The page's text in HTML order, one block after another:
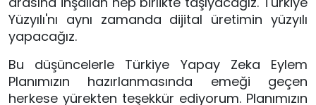
Yüzyılı'nı aynı zamanda dijital üretimin yüzyılı
yapacağız.
Bu düşüncelerle Türkiye Yapay Zeka Eylem
Planımızın hazırlanmasında emeği geçen
herkese yürekten teşekkür ediyorum. Planımızın